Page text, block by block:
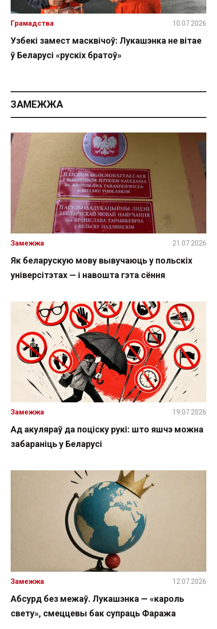
Узбекі замест масквічоў: Лукашэнка не вітае
ў Беларусі «рускіх братоў»
Грамадства 10.07.2026
ЗАМЕЖЖА
Як беларускую мову вывучаюць у польскіх
універсітэтах — і навошта гэта сёння
Замежжа 21.07.2026
Ад акуляраў да поціску рукі: што яшчэ можна
забараніць у Беларусі
Замежжа 19.07.2026
Абсурд без межаў. Лукашэнка — «кароль
свету», смеццевы бак супраць Фаража
Замежжа 12.07.2026